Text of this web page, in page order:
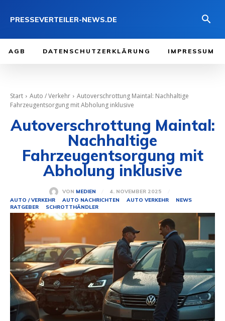
PRESSEVERTEILER-NEWS.DE
AGB DATENSCHUTZERKLÄRUNG IMPRESSUM
Start Auto / Verkehr
Autoverschrottung Maintal: Nachhaltige
Fahrzeugentsorgung mit Abholung inklusive
Autoverschrottung Maintal:
Nachhaltige
Fahrzeugentsorgung mit
Abholung inklusive
VON MEDIEN
4. NOVEMBER 2025
AUTO / VERKEHR
AUTO NACHRICHTEN AUTO VERKEHR
NEWS
RATGEBER
SCHROTTHÄNDLER